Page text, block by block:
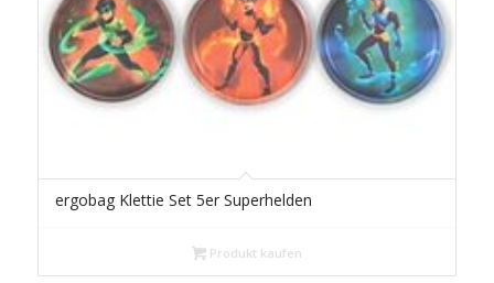
ergobag Klettie Set 5er Superhelden
Produkt kaufen